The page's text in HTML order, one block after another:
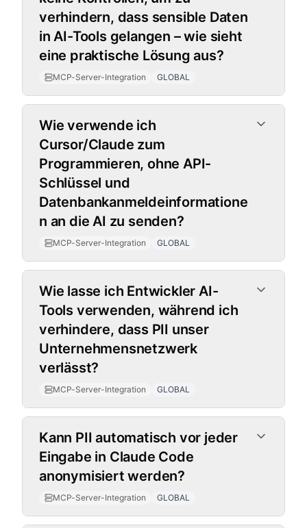
verhindern, dass sensible Daten
in AI-Tools gelangen – wie sieht
eine praktische Lösung aus?
MCP-Server-Integration GLOBAL
Wie verwende ich
Cursor/Claude zum
Programmieren, ohne API-
Schlüssel und
Datenbankanmeldeinformatione
n an die AI zu senden?
MCP-Server-Integration GLOBAL
Wie lasse ich Entwickler AI-
Tools verwenden, während ich
verhindere, dass PII unser
Unternehmensnetzwerk
verlässt?
MCP-Server-Integration GLOBAL
Kann PII automatisch vor jeder
Eingabe in Claude Code
anonymisiert werden?
MCP-Server-Integration GLOBAL